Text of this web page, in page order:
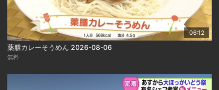
06:12
薬膳カレーそうめん 2026-08-06
無料